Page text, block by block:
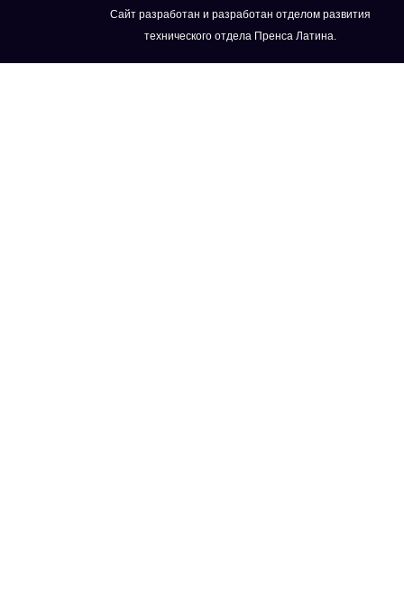
Сайт разработан и разработан отделом развития
технического отдела Пренса Латина.